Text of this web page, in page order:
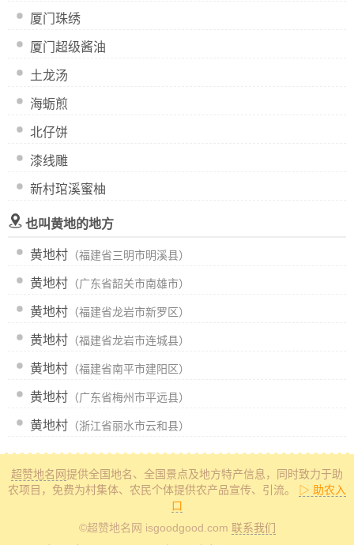
厦门珠绣
厦门超级酱油
土龙汤
海蛎煎
北仔饼
漆线雕
新村琯溪蜜柚
也叫黄地的地方
黄地村 （福建省三明市明溪县）
黄地村 （广东省韶关市南雄市）
黄地村 （福建省龙岩市新罗区）
黄地村 （福建省龙岩市连城县）
黄地村 （福建省南平市建阳区）
黄地村 （广东省梅州市平远县）
黄地村 （浙江省丽水市云和县）
超赞地名网提供全国地名、全国景点及地方特产信息 ，同时致力于助
农项目，免费为村集体、农民个体提供农产品宣传、引流。
▷ 助农入
口
©超赞地名网 isgoodgood.com 联系我们